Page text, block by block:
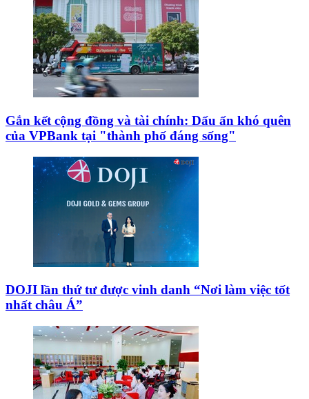
Gắn kết cộng đồng và tài chính: Dấu ấn khó quên
của VPBank tại "thành phố đáng sống"
DOJI lần thứ tư được vinh danh “Nơi làm việc tốt
nhất châu Á”